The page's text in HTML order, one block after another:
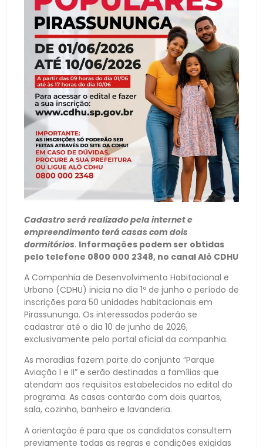
Cadastro será realizado pela internet e
empreendimento terá casas com dois
dormitórios. Informações podem ser obtidas
pelo telefone 0800 000 2348, no canal Alô CDHU
A Companhia de Desenvolvimento Habitacional e
Urbano (CDHU) inicia no dia 1º de junho o período de
inscrições para 50 unidades habitacionais em
Pirassununga. Os interessados poderão se
cadastrar até o dia 10 de junho de 2026,
exclusivamente pelo portal oficial da companhia.
As moradias fazem parte do conjunto “Parque
Aviação I e II” e serão destinadas a famílias que
atendam aos requisitos estabelecidos no edital do
programa. As casas contarão com dois quartos,
sala, cozinha, banheiro e lavanderia.
A orientação é para que os candidatos consultem
previamente todas as regras e condições exigidas